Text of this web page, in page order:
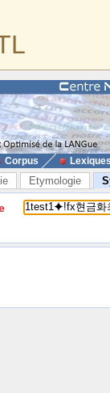
Corpus
Etymologie